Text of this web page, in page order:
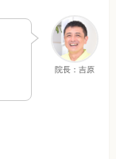
院長：吉原